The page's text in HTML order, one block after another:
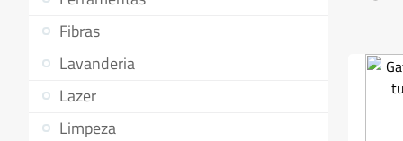
Fibras
Lavanderia
Lazer
Limpeza